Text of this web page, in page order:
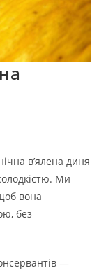
в’ялена диня
Ми
вона
без
—